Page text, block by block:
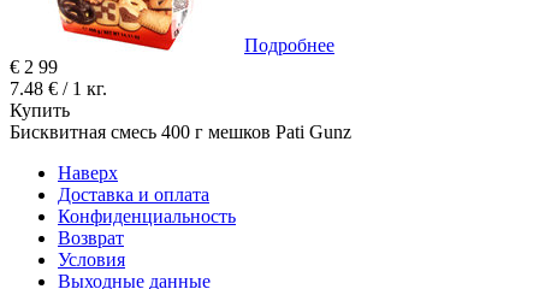
Подробнее
€ 2 99
7.48 € / 1 кг.
Купить
Бисквитная смесь 400 г мешков Pati Gunz
Наверх
Доставка и оплата
Конфиденциальность
Возврат
Условия
Выходные данные